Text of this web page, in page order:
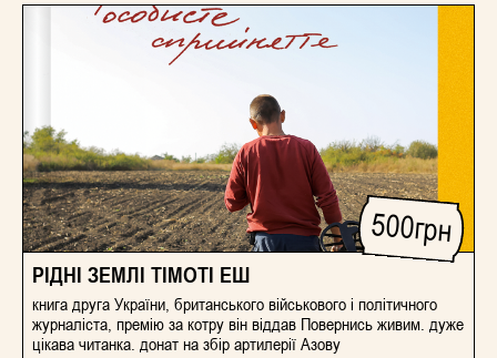
500грн
РІДНІ ЗЕМЛІ ТІМОТІ ЕШ
книга друга України, британського військового і політичного
журналіста, премію за котру він віддав Повернись живим. дуже
цікава читанка. донат на збір артилерії Азову